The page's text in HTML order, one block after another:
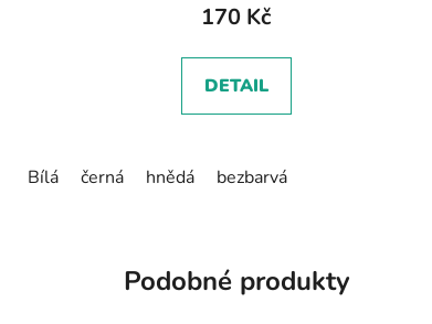
170 Kč
DETAIL
Bílá černá hnědá bezbarvá
Podobné produkty